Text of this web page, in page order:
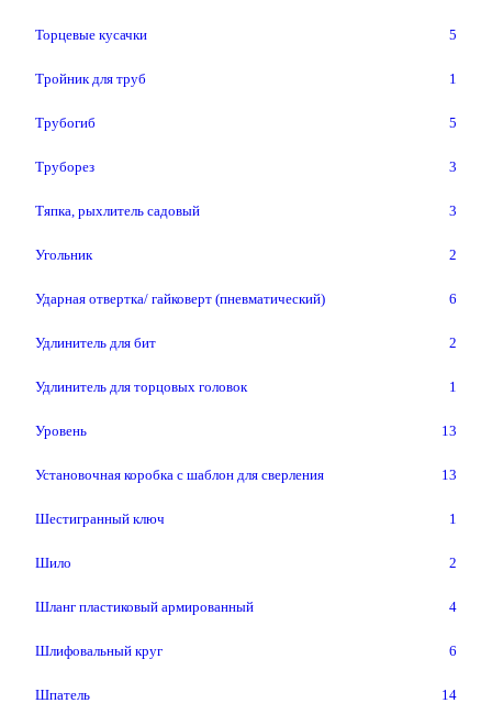
Торцевые кусачки 5
Тройник для труб 1
Трубогиб 5
Труборез 3
Тяпка, рыхлитель садовый 3
Угольник 2
Ударная отвертка/ гайковерт (пневматический) 6
Удлинитель для бит 2
Удлинитель для торцовых головок 1
Уровень 13
Установочная коробка с шаблон для сверления 13
Шестигранный ключ 1
Шило 2
Шланг пластиковый армированный 4
Шлифовальный круг 6
Шпатель 14